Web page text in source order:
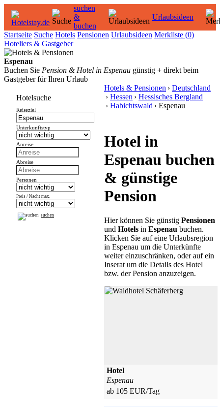
suchen
&
buchen
Urlaubsideen
Startseite Suche Hotels Pensionen Urlaubsideen Merkliste (0)
Hoteliers & Gastgeber
Espenau
Buchen Sie Pension & Hotel in Espenau günstig + direkt beim
Gastgeber für Ihren Urlaub
Hotelsuche
Reiseziel
Unterkunftstyp
Anreise
Abreise
Personen
Preis / Nacht max.
suchen
Hotels & Pensionen › Deutschland
› Hessen › Hessisches Bergland
› Habichtswald › Espenau
Hotel in
Espenau buchen
& günstige
Pension
Hier können Sie günstig Pensionen
und Hotels in Espenau buchen.
Klicken Sie auf eine Urlaubsregion
in Espenau um die Unterkünfte
weiter einzuschränken, oder auf ein
Inserat um die Details des Hotel
bzw. der Pension anzuzeigen.
Hotel
Espenau
ab 105 EUR/Tag